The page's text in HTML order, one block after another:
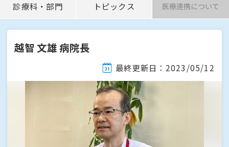
診療科・部門 トピックス 医療連携について
越智 文雄 病院長
最終更新日：2023/05/12